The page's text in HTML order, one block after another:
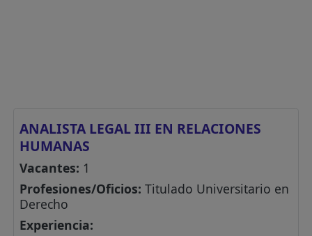
ANALISTA LEGAL III EN RELACIONES
HUMANAS
Vacantes: 1
Profesiones/Oficios: Titulado Universitario en
Derecho
Experiencia: